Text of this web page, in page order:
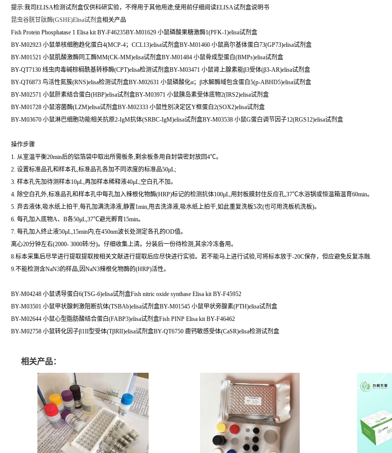
提示:我司ELISA检测试剂盒仅供科研实验，不得用于其他用途;使用前仔细阅读ELISA试剂盒说明书
昆虫谷胱甘肽酶(GSHE)Elisa试剂盒相关产品
Fish Protein Phosphatase 1 Elisa kit BY-F46235BY-M01629 小鼠磷酸果糖激酶1(PFK-1)elisa试剂盒
BY-M02923 小鼠单核细胞趋化蛋白4(MCP-4；CCL13)elisa试剂盒BY-M01460 小鼠高尔基体蛋白73(GP73)elisa试剂盒
BY-M01521 小鼠肌酸激酶同工酶MM(CK-MM)elisa试剂盒BY-M01484 小鼠骨成型蛋白(BMPs)elisa试剂盒
BY-QT7130 线虫肉毒碱棕榈酰基转移酶(CPT)elisa检测试剂盒BY-M03471 小鼠肾上腺素能β3受体(β3-AR)elisa试剂盒
BY-QT6873 鸟活性氮簇(RNS)elisa检测试剂盒BY-M02631 小鼠磷酸化α；β水解酶域包含蛋白5(p-ABHD5)elisa试剂盒
BY-M02571 小鼠肝素结合蛋白(HBP)elisa试剂盒BY-M03971 小鼠胰岛素受体底物2(IRS2)elisa试剂盒
BY-M01728 小鼠溶菌酶(LZM)elisa试剂盒BY-M02333 小鼠性别决定区Y框蛋白2(SOX2)elisa试剂盒
BY-M03670 小鼠淋巴细胞功能相关抗原2-IgM抗体(SRBC-IgM)elisa试剂盒BY-M03538 小鼠G蛋白调节因子12(RGS12)elisa试剂盒
操作步骤
1. 从室温平衡20min后的铝箔袋中取出所需板条,剩余板条用自封袋密封放回4℃。
2. 设置标准品孔和样本孔,标准品孔各加不同浓度的标准品50μL;
3. 样本孔先加待测样本10μL,再加样本稀释液40μL;空白孔不加。
4. 除空白孔外,标准品孔和样本孔中每孔加入辣根化物酶(HRP)标记的检测抗体100μL,用封板膜封住反应孔,37℃水浴锅或恒温箱温育60min。
5. 弃去液体,吸水纸上拍干,每孔加满洗涤液,静置1min,甩去洗涤液,吸水纸上拍干,如此重复洗板5次(也可用洗板机洗板)。
6. 每孔加入底物A、B各50μL,37℃避光孵育15min。
7. 每孔加入终止液50μL,15min内,在450nm波长处测定各孔的OD值。
离心20分钟左右(2000- 3000转/分)。仔细收集上清。分装后一份待检测,其余冷冻备用。
8.标本采集后尽早进行提取提取按相关文献进行提取后应尽快进行实验。若不能马上进行试验,可将标本放于-20C保存，但应避免反复冻融.
9.不能检测含NaN3的样品,因NaN3辣根化物酶的(HRP)活性。
BY-M04248 小鼠诱导蛋白6(TSG-6)elisa试剂盒Fish nitric oxide synthase Elisa kit BY-F45952
BY-M03501 小鼠甲状腺刺激阻断抗体(TSBAb)elisa试剂盒BY-M01545 小鼠甲状旁腺素(PTH)elisa试剂盒
BY-M02644 小鼠心型脂肪酸结合蛋白(FABP3)elisa试剂盒Fish PINP Elisa kit BY-F46462
BY-M02758 小鼠转化因子β1II型受体(TβRII)elisa试剂盒BY-QT6750 鹿钙敏感受体(CaSR)elisa检测试剂盒
相关产品：